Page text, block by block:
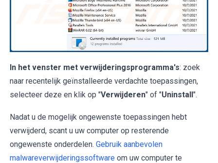
In het venster met verwijderingsprogramma's: zoek
naar recentelijk geïnstalleerde verdachte toepassingen,
selecteer deze en klik op "Verwijderen" of "Uninstall".
Nadat u de mogelijk ongewenste toepassingen hebt
verwijderd, scant u uw computer op resterende
ongewenste onderdelen. Gebruik aanbevolen
malwareverwijderingssoftware om uw computer te